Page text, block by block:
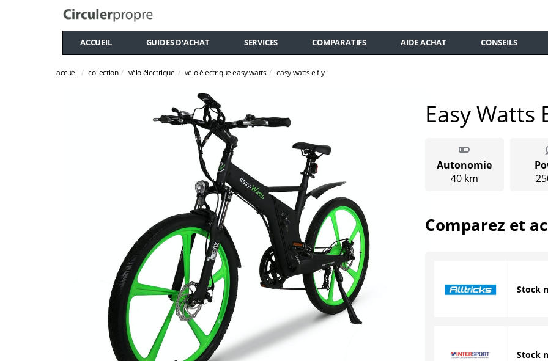
ACCUEIL GUIDES D'ACHAT SERVICES COMPARATIFS AIDE ACHAT CONSEILS
accueil collection vélo électrique vélo électrique easy watts easy watts e fly
Easy Watts
Autonomie
40 km
Comparez et
Stock
Stock